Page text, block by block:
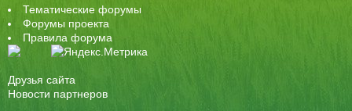
Тематические форумы
Форумы проекта
Правила форума
Друзья сайта
Новости партнеров